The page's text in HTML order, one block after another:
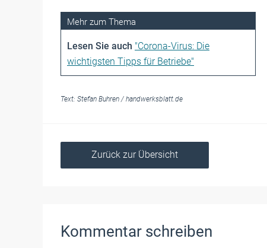
Lesen Sie auch "Corona-Virus: Die
wichtigsten Tipps für Betriebe"
Text: Stefan Buhren / handwerksblatt.de
Zurück zur Übersicht
Kommentar schreiben